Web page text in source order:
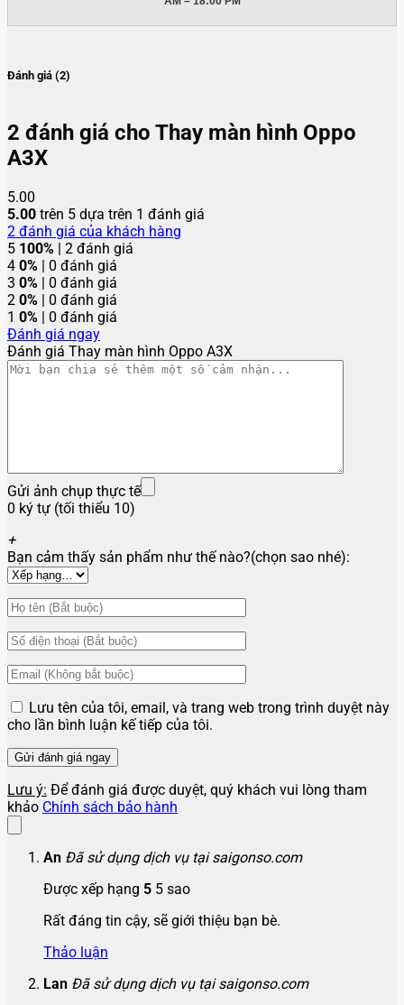
Đánh giá (2)
2 đánh giá cho Thay màn hình Oppo
A3X
5.00
5.00 trên 5 dựa trên 1 đánh giá
2 đánh giá của khách hàng
5 100% | 2 đánh giá
4 0% | 0 đánh giá
3 0% | 0 đánh giá
2 0% | 0 đánh giá
1 0% | 0 đánh giá
Đánh giá ngay
Đánh giá Thay màn hình Oppo A3X
Gửi ảnh chụp thực tế
0 ký tự (tối thiểu 10)
+
Bạn cảm thấy sản phẩm như thế nào?(chọn sao nhé):
Lưu tên của tôi, email, và trang web trong trình duyệt này
cho lần bình luận kế tiếp của tôi.
Lưu ý: Để đánh giá được duyệt, quý khách vui lòng tham
khảo Chính sách bảo hành
An Đã sử dụng dịch vụ tại saigonso.com
Được xếp hạng 5 5 sao
Rất đáng tin cậy, sẽ giới thiệu bạn bè.
Thảo luận
Lan Đã sử dụng dịch vụ tại saigonso.com